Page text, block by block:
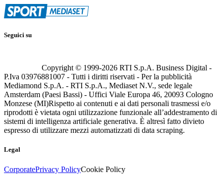
Seguici su
Copyright © 1999-2026 RTI S.p.A. Business Digital -
P.Iva 03976881007 - Tutti i diritti riservati - Per la pubblicità
Mediamond S.p.A. - RTI S.p.A., Mediaset N.V., sede legale
Amsterdam (Paesi Bassi) - Uffici Viale Europa 46, 20093 Cologno
Monzese (MI)Rispetto ai contenuti e ai dati personali trasmessi e/o
riprodotti è vietata ogni utilizzazione funzionale all’addestramento di
sistemi di intelligenza artificiale generativa. È altresì fatto divieto
espresso di utilizzare mezzi automatizzati di data scraping.
Legal
CorporatePrivacy PolicyCookie Policy